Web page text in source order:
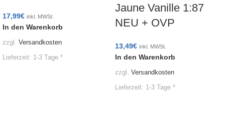
17,99€ inkl. MWSt.
In den Warenkorb
zzgl. Versandkosten
Lieferzeit: 1-3 Tage *
Jaune Vanille 1:87
NEU + OVP
13,49€ inkl. MWSt.
In den Warenkorb
zzgl. Versandkosten
Lieferzeit: 1-3 Tage *